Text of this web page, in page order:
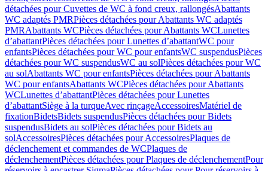
détachées pour Cuvettes de WC à fond creux, rallongésAbattants
WC adaptés PMRPièces détachées pour Abattants WC adaptés
PMRAbattants WCPièces détachées pour Abattants WCLunettes
d’abattantPièces détachées pour Lunettes d’abattantWC pour
enfantsPièces détachées pour WC pour enfantsWC suspendusPièces
détachées pour WC suspendusWC au solPièces détachées pour WC
au solAbattants WC pour enfantsPièces détachées pour Abattants
WC pour enfantsAbattants WCPièces détachées pour Abattants
WCLunettes d’abattantPièces détachées pour Lunettes
d’abattantSiège à la turqueAvec rinçageAccessoiresMatériel de
fixationBidetsBidets suspendusPièces détachées pour Bidets
suspendusBidets au solPièces détachées pour Bidets au
solAccessoiresPièces détachées pour AccessoiresPlaques de
déclenchement et commandes de WCPlaques de
déclenchementPièces détachées pour Plaques de déclenchementPour